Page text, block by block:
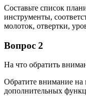
Составьте список
инструменты,
молоток, отвертки,
Вопрос 2
На что обратить
Обратите внимание на
дополнительных